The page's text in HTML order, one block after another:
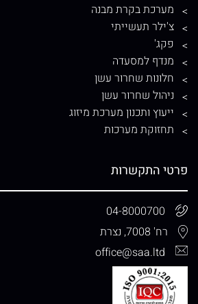
מערכת בקרת מבנה
צ'ילר תעשייתי
פקג'
מנדף למסעדה
חלונות שחרור עשן
ניהול שחרור עשן
ייעוץ ותכנון מערכת מיזוג
תחזוקת מערכות
פרטי התקשרות
04-8000700
רח' 7008, נצרת
office@saa.ltd